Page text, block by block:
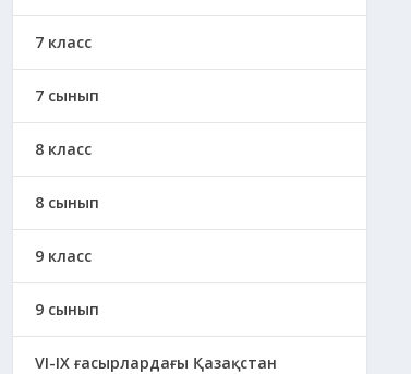
7 класс
7 сынып
8 класс
8 сынып
9 класс
9 сынып
VI-IX ғасырлардағы Қазақстан